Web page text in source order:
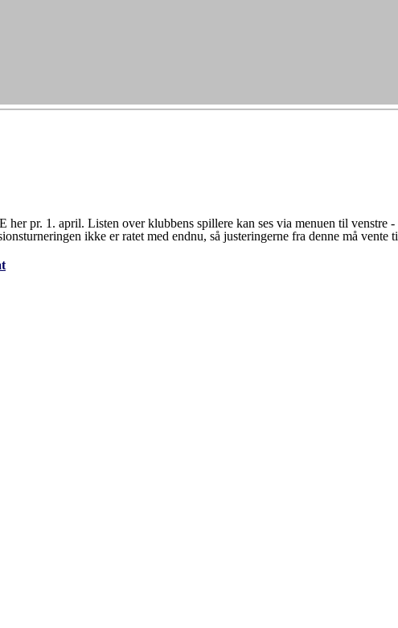
her pr. 1. april. Listen over klubbens spillere kan ses via menuen til
ikke er ratet med endnu, så justeringerne fra denne må vente